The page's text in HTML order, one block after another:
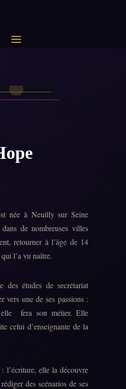
née à Neuilly sur Seine
de nombreuses villes
retourner à l’âge de 14
l’a vu naître.
des études de secrétariat
vers une de ses passions :
elle fera son métier. Elle
celui d’enseignante de la
l’écriture, elle la découvre
des scénarios de ses